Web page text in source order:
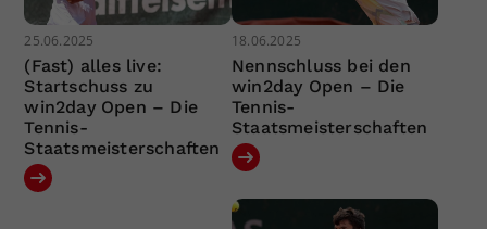
25.06.2025
(Fast) alles live:
Startschuss zu
win2day Open – Die
Tennis-
Staatsmeisterschaften
18.06.2025
Nennschluss bei den
win2day Open – Die
Tennis-
Staatsmeisterschaften